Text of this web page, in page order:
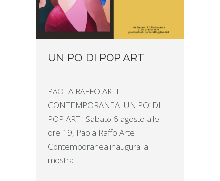
UN PO’ DI POP ART
PAOLA RAFFO ARTE
CONTEMPORANEA UN PO’ DI
POP ART Sabato 6 agosto alle
ore 19, Paola Raffo Arte
Contemporanea inaugura la
mostra...